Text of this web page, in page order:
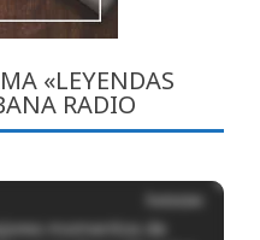
«LEYENDAS
RADIO